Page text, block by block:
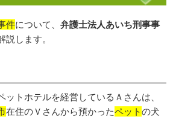
件について、弁護士法人あいち刑事事
説します。
ットホテルを経営しているＡさんは、
在住のＶさんから預かったペットの犬